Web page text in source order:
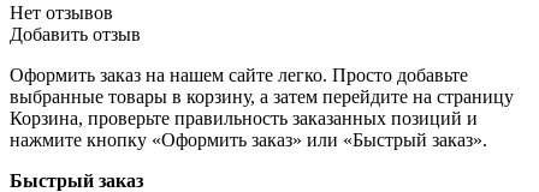
Нет отзывов
Добавить отзыв
Оформить заказ на нашем сайте легко. Просто добавьте
выбранные товары в корзину, а затем перейдите на страницу
Корзина, проверьте правильность заказанных позиций и
нажмите кнопку «Оформить заказ» или «Быстрый заказ».
Быстрый заказ